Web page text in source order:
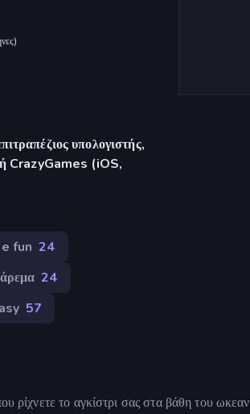
)
υπολογιστής,
CrazyGames (iOS,
fun 24
24
57
ρίχνετε το αγκίστρι σας στα βάθη του